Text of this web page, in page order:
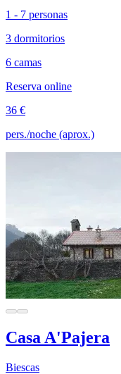
1 - 7 personas
3 dormitorios
6 camas
Reserva online
36 €
pers./noche (aprox.)
Casa A'Pajera
Biescas